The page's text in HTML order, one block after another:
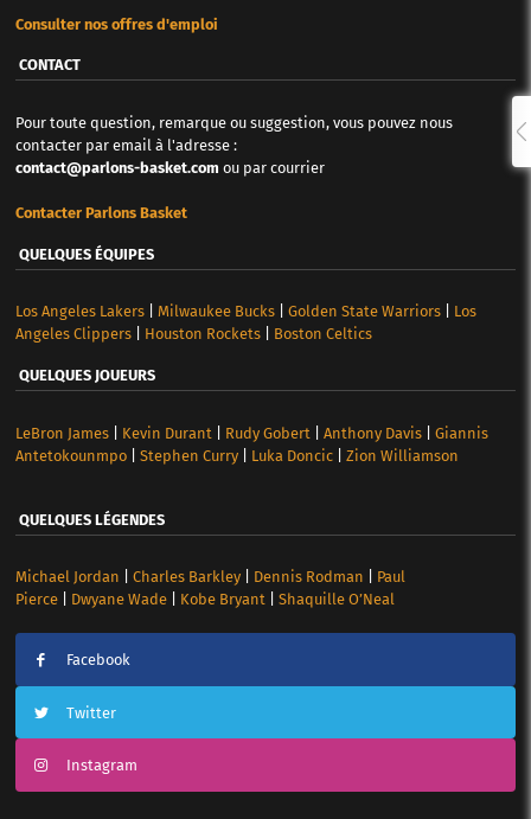
Consulter nos offres d'emploi
CONTACT
Pour toute question, remarque ou suggestion, vous pouvez nous
contacter par email à l'adresse :
contact@parlons-basket.com ou par courrier
Contacter Parlons Basket
QUELQUES ÉQUIPES
Los Angeles Lakers| Milwaukee Bucks| Golden State Warriors| Los
Angeles Clippers| Houston Rockets| Boston Celtics
QUELQUES JOUEURS
LeBron James| Kevin Durant Rudy Gobert Anthony Davis| Giannis
Antetokounmpo| Stephen Curry| Luka Doncic| Zion Williamson
QUELQUES LÉGENDES
Michael Jordan Charles Barkley| Dennis Rodman
Paul
Pierce| Dwyane Wade| Kobe Bryant| Shaquille O’Neal
Facebook
Twitter
Instagram